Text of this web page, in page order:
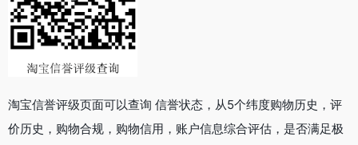
淘宝信誉评级页面可以查询 信誉状态，从5个纬度购物历史，评
价历史，购物合规，购物信用，账户信息综合评估，是否满足极